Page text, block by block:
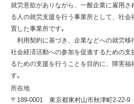
就労意欲がありながら、一般企業に雇用さ
る人の就労支援を行う事業所として、社
置した事業所です｡
利用契約に基づき、企業などへの就労移
社会経済活動への参加を促進するための支
るための支援を行うことを目的に、障害福
す｡
所在地
〒189-0001 東京都東村山市秋津町2-22-9